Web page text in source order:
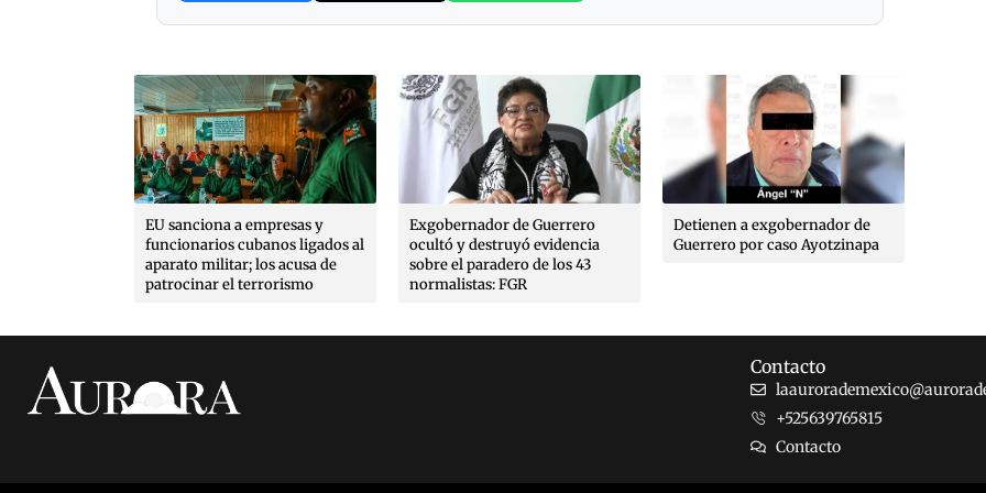
EU sanciona a empresas y
funcionarios cubanos ligados al
aparato militar; los acusa de
patrocinar el terrorismo
Exgobernador de Guerrero
ocultó y destruyó evidencia
sobre el paradero de los 43
normalistas: FGR
Detienen a exgobernador de
Guerrero por caso Ayotzinapa
Contacto
+525639765815
Contacto